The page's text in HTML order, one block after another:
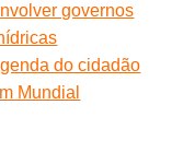
governos
do cidadão
Mundial